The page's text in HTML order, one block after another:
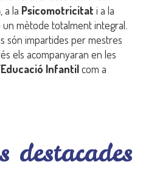
, a la Psicomotricitat i a la
un mètode totalment integral.
són impartides per mestres
els acompanyaran en les
Educació Infantilcom a
destacades